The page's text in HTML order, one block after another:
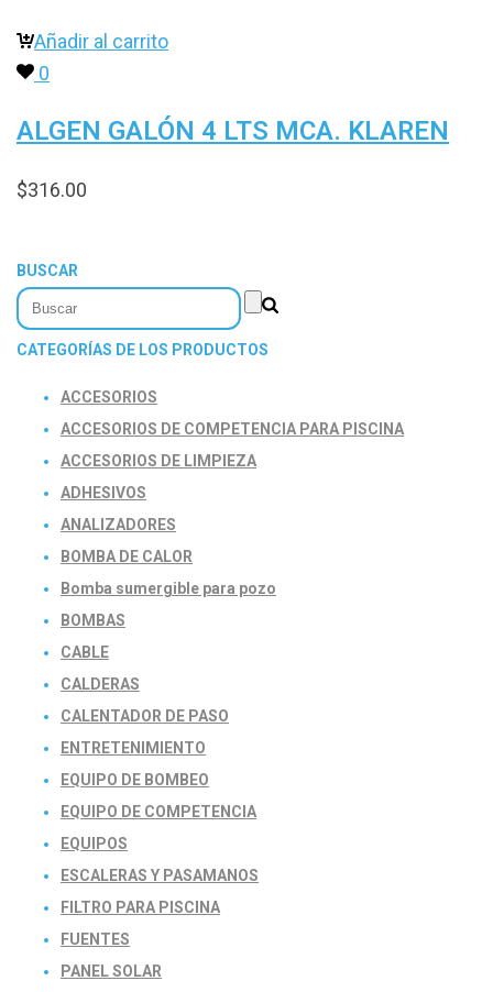
Añadir al carrito
0
ALGEN GALÓN 4 LTS MCA. KLAREN
$316.00
BUSCAR
CATEGORÍAS DE LOS PRODUCTOS
ACCESORIOS
ACCESORIOS DE COMPETENCIA PARA PISCINA
ACCESORIOS DE LIMPIEZA
ADHESIVOS
ANALIZADORES
BOMBA DE CALOR
Bomba sumergible para pozo
BOMBAS
CABLE
CALDERAS
CALENTADOR DE PASO
ENTRETENIMIENTO
EQUIPO DE BOMBEO
EQUIPO DE COMPETENCIA
EQUIPOS
ESCALERAS Y PASAMANOS
FILTRO PARA PISCINA
FUENTES
PANEL SOLAR